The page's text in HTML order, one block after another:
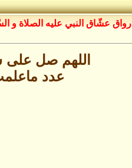
رواق عشّاق النبي عليه الصلاة و
اللهم صل
عدد